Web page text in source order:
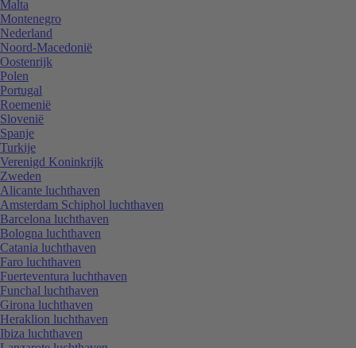
Malta
Montenegro
Nederland
Noord-Macedonië
Oostenrijk
Polen
Portugal
Roemenië
Slovenië
Spanje
Turkije
Verenigd Koninkrijk
Zweden
Alicante luchthaven
Amsterdam Schiphol luchthaven
Barcelona luchthaven
Bologna luchthaven
Catania luchthaven
Faro luchthaven
Fuerteventura luchthaven
Funchal luchthaven
Girona luchthaven
Heraklion luchthaven
Ibiza luchthaven